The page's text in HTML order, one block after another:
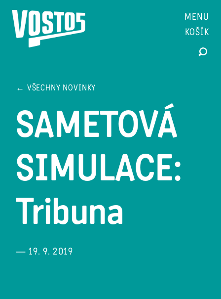
MENU
KOŠÍK
← VŠECHNY NOVINKY
SAMETOVÁ
SIMULACE:
Tribuna
— 19. 9. 2019